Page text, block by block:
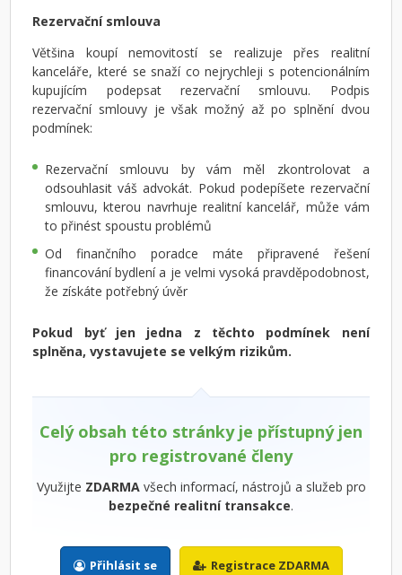
Rezervační smlouva
Většina koupí nemovitostí se realizuje přes realitní
kanceláře, které se snaží co nejrychleji s potencionálním
kupujícím podepsat rezervační smlouvu. Podpis
rezervační smlouvy je však možný až po splnění dvou
podmínek:
Rezervační smlouvu by vám měl zkontrolovat a
odsouhlasit váš advokát. Pokud podepíšete rezervační
smlouvu, kterou navrhuje realitní kancelář, může vám
to přinést spoustu problémů
Od finančního poradce máte připravené řešení
financování bydlení a je velmi vysoká pravděpodobnost,
že získáte potřebný úvěr
Pokud byť jen jedna z těchto podmínek není
splněna, vystavujete se velkým rizikům.
Celý obsah této stránky je přístupný jen
pro registrované členy
Využijte ZDARMAvšech informací, nástrojů a služeb pro
bezpečné realitní transakce.
Přihlásit se Registrace ZDARMA